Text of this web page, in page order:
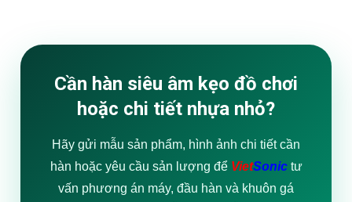
Cần hàn siêu âm kẹo đồ chơi
hoặc chi tiết nhựa nhỏ?
Hãy gửi mẫu sản phẩm, hình ảnh chi tiết cần
hàn hoặc yêu cầu sản lượng để VietSonictư
vấn phương án máy, đầu hàn và khuôn gá